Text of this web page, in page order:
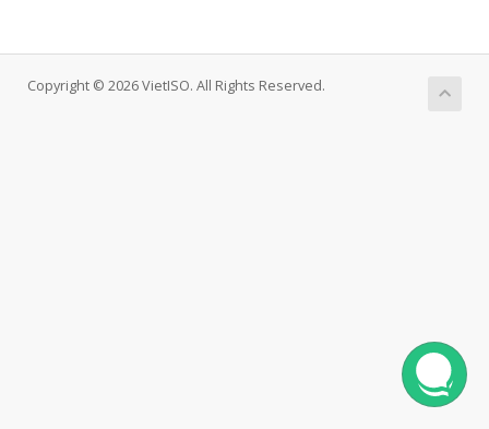
Copyright © 2026 VietISO. All Rights Reserved.